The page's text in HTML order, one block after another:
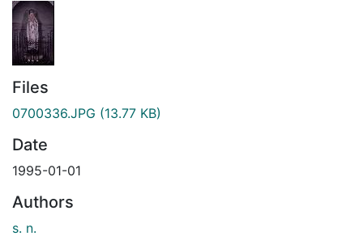
Files
0700336.JPG (13.77 KB)
Date
1995-01-01
Authors
s. n.